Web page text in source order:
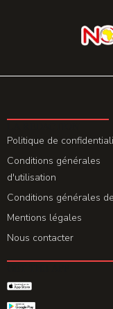
Politique de
Conditions générales
d'utilisation
Conditions générales
Mentions légales
Nous contacter